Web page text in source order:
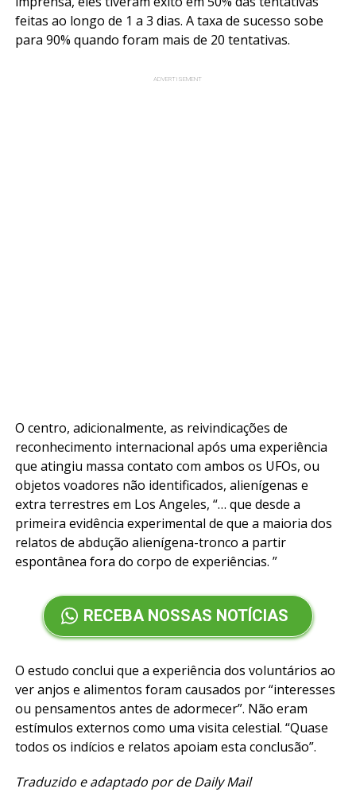
feitas ao longo de 1 a 3 dias. A taxa de sucesso sobe
para 90% quando foram mais de 20 tentativas.
ADVERTISEMENT
O centro, adicionalmente, as reivindicações de
reconhecimento internacional após uma experiência
que atingiu massa contato com ambos os UFOs, ou
objetos voadores não identificados, alienígenas e
extra terrestres em Los Angeles, “… que desde a
primeira evidência experimental de que a maioria dos
relatos de abdução alienígena-tronco a partir
espontânea fora do corpo de experiências. ”
RECEBA NOSSAS NOTÍCIAS
O estudo conclui que a experiência dos voluntários ao
ver anjos e alimentos foram causados ​​por “interesses
ou pensamentos antes de adormecer”. Não eram
estímulos externos como uma visita celestial. “Quase
todos os indícios e relatos apoiam esta conclusão”.
Traduzido e adaptado por de Daily Mail